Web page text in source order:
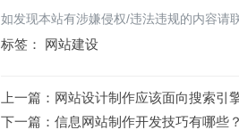
如发现本站有涉嫌侵权/违法违规的内容请
标签： 网站建设
上一篇： 网站设计制作应该面向搜索引
下一篇： 信息网站制作开发技巧有哪些